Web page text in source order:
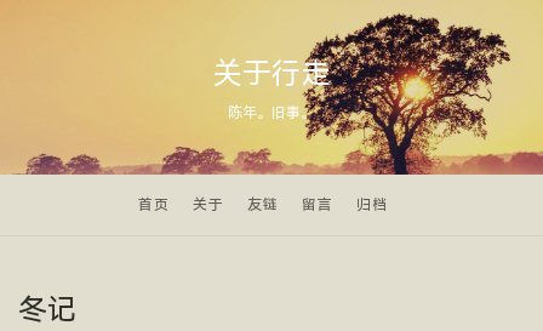
关于行走
陈年。旧事。
首页 关于 友链 留言 归档
冬记